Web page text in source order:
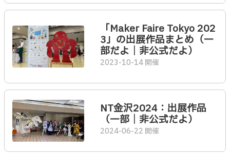
「Maker Faire Tokyo 202
3」の出展作品まとめ（一
部だよ｜非公式だよ）
2023-10-14 開催
NT金沢2024：出展作品
（一部｜非公式だよ）
2024-06-22 開催